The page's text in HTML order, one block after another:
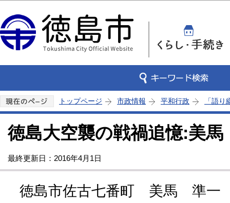
トップページ 市政情報 平和行政 「語
徳島大空襲の戦禍追憶:美
最終更新日：2016年4月1日
徳島市佐古七番町 美馬 準一